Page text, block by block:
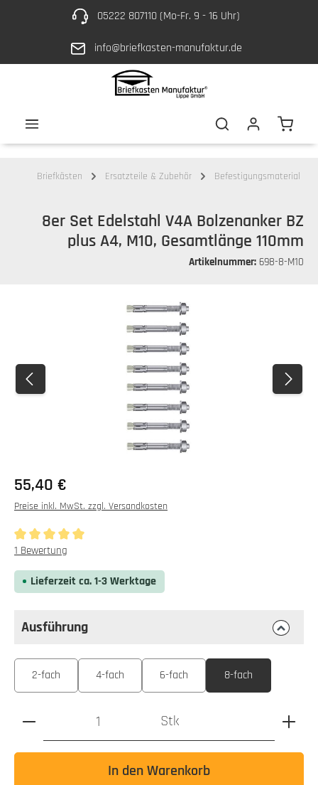
Zum Hauptinhalt springen05222 807110 (Mo-Fr. 9 - 16 Uhr)
info@briefkasten-manufaktur.de
Briefkästen Ersatzteile & Zubehör Befestigungsmaterial
8er Set Edelstahl V4A Bolzenanker BZ
plus A4, M10, Gesamtlänge 110mm
Artikelnummer: 698-8-M10
Bildergalerie überspringen
Regulärer Preis:
55,40 €
Preise inkl. MwSt. zzgl. Versandkosten
Durchschnittliche Bewertung von 5 von 5 Sternen
1 Bewertung
Lieferzeit ca. 1-3 Werktage
Ausführung
Ausführungauswählen
2-fach 4-fach 6-fach 8-fach
Produkt Anzahl: Gib den gewünschten Wert ein oder
Stk
In den Warenkorb